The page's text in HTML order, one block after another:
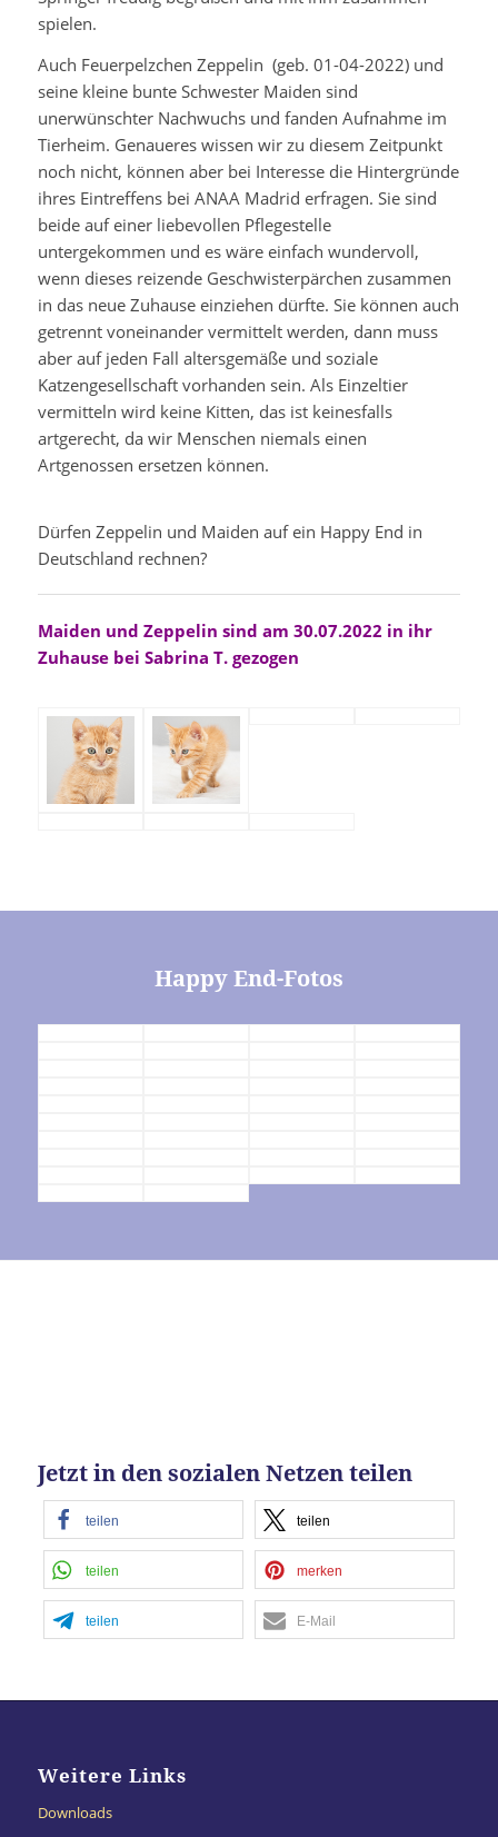
spielen.
Auch Feuerpelzchen Zeppelin (geb. 01-04-2022) und
seine kleine bunte Schwester Maiden sind
unerwünschter Nachwuchs und fanden Aufnahme im
Tierheim. Genaueres wissen wir zu diesem Zeitpunkt
noch nicht, können aber bei Interesse die Hintergründe
ihres Eintreffens bei ANAA Madrid erfragen. Sie sind
beide auf einer liebevollen Pflegestelle
untergekommen und es wäre einfach wundervoll,
wenn dieses reizende Geschwisterpärchen zusammen
in das neue Zuhause einziehen dürfte. Sie können auch
getrennt voneinander vermittelt werden, dann muss
aber auf jeden Fall altersgemäße und soziale
Katzengesellschaft vorhanden sein. Als Einzeltier
vermitteln wird keine Kitten, das ist keinesfalls
artgerecht, da wir Menschen niemals einen
Artgenossen ersetzen können.
Dürfen Zeppelin und Maiden auf ein Happy End in
Deutschland rechnen?
Maiden und Zeppelin sind am 30.07.2022 in ihr
Zuhause bei Sabrina T. gezogen
Happy End-Fotos
Jetzt in den sozialen Netzen teilen
teilen teilen
teilen merken
teilen E-Mail
Weitere Links
Downloads